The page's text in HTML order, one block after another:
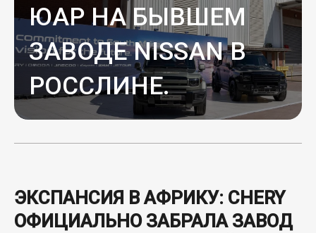
ЮАР НА БЫВШЕМ
ЗАВОДЕ NISSAN В
РОССЛИНЕ.
ЭКСПАНСИЯ В АФРИКУ: CHERY
ОФИЦИАЛЬНО ЗАБРАЛА ЗАВОД